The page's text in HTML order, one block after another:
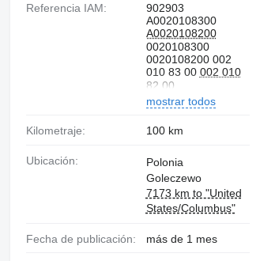
Referencia IAM:
902903
A0020108300
A0020108200
0020108300
0020108200 002
010 83 00 002 010
82 00
mostrar todos
Kilometraje: 100 km
Ubicación:
Polonia
Goleczewo
7173 km to "United
States/Columbus"
Fecha de publicación: más de 1 mes